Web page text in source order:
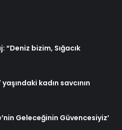
“Deniz bizim, Sığacık
kadın savcının
Geleceğinin Güvencesiyiz’